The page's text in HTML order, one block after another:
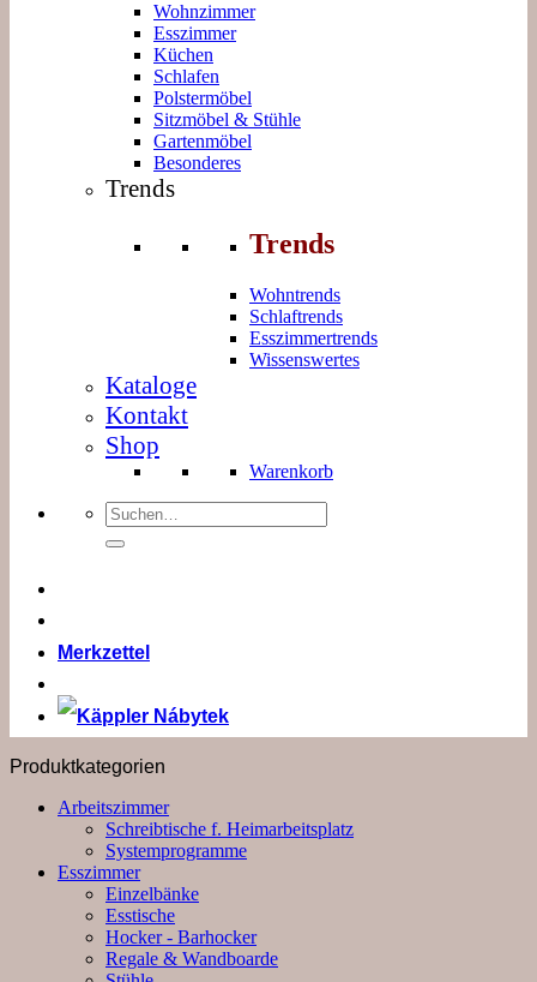
Wohnzimmer
Esszimmer
Küchen
Schlafen
Polstermöbel
Sitzmöbel & Stühle
Gartenmöbel
Besonderes
Trends
Trends
Wohntrends
Schlaftrends
Esszimmertrends
Wissenswertes
Kataloge
Kontakt
Shop
Warenkorb
Suchen
nach:
Merkzettel
Produktkategorien
Arbeitszimmer
Schreibtische f. Heimarbeitsplatz
Systemprogramme
Esszimmer
Einzelbänke
Esstische
Hocker - Barhocker
Regale & Wandboarde